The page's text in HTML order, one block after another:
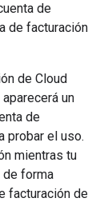
de
de facturación
de Cloud
un
de
probar el uso.
mientras tu
de forma
facturación de